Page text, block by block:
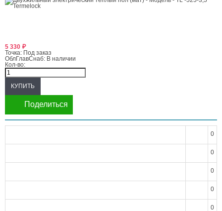
5 330 ₽
Точка: Под заказ
ОблГлавСнаб: В наличии
Кол-во:
Поделиться
0
0
0
0
0